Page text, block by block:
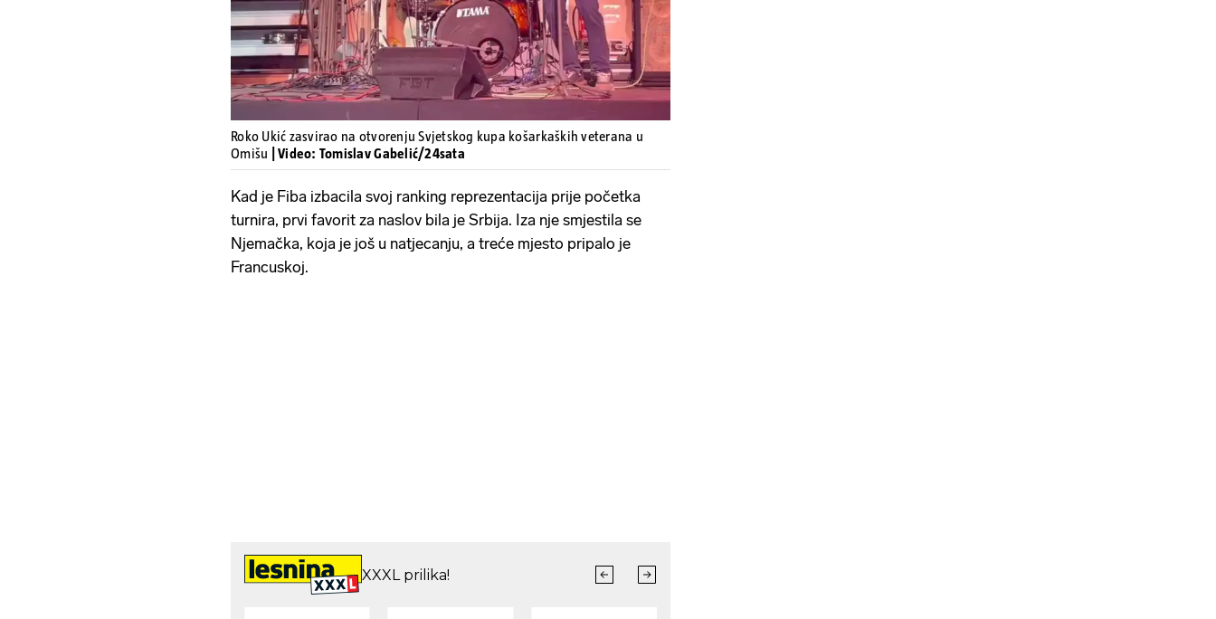
Roko Ukić zasvirao na otvorenju Svjetskog kupa košarkaških veterana u
Omišu
| Video: Tomislav Gabelić/24sata
Kad je Fiba izbacila svoj ranking reprezentacija prije početka
turnira, prvi favorit za naslov bila je Srbija. Iza nje smjestila se
Njemačka, koja je još u natjecanju, a treće mjesto pripalo je
Francuskoj.